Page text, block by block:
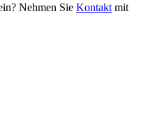
Nehmen Sie Kontakt mit